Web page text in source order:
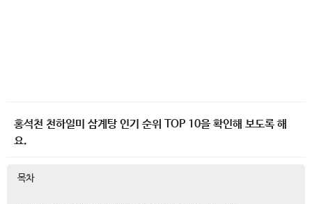
홍석천 천하일미 삼계탕 인기 순위 TOP 10을 확인해 보도록 해
요.
목차